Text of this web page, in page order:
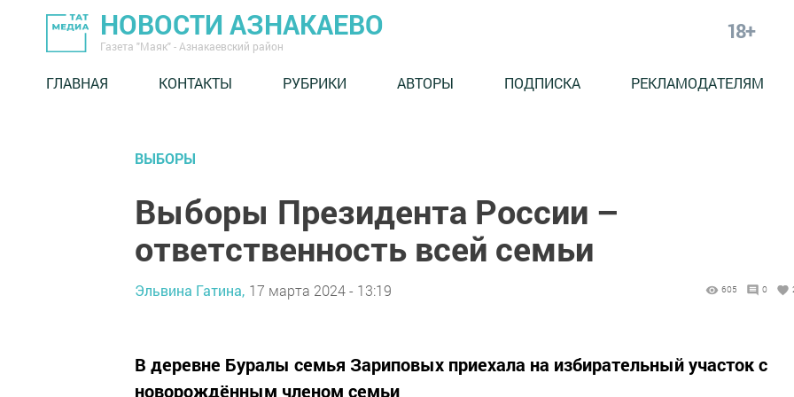
НОВОСТИ АЗНАКАЕВО
Газета "Маяк" - Азнакаевский район
18+
ГЛАВНАЯ КОНТАКТЫ РУБРИКИ АВТОРЫ ПОДПИСКА РЕКЛАМОДАТЕЛЯМ
ВЫБОРЫ
Выборы Президента России –
ответственность всей семьи
Эльвина Гатина, 17 марта 2024 - 13:19 605 0
В деревне Буралы семья Зариповых приехала на избирательный участок с
новорождённым членом семьи